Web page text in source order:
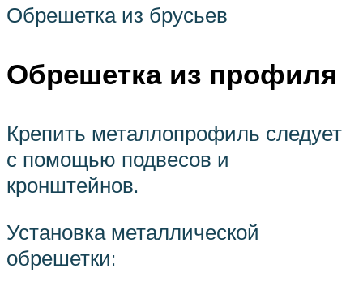
Обрешетка из брусьев
Обрешетка из профиля
Крепить металлопрофиль следует
с помощью подвесов и
кронштейнов.
Установка металлической
обрешетки: